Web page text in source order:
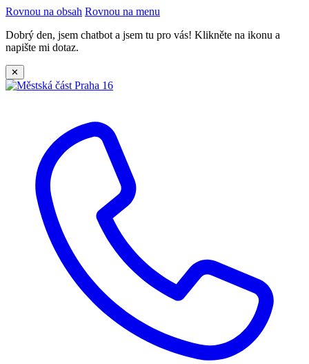
Rovnou na obsah Rovnou na menu
Dobrý den, jsem chatbot a jsem tu pro vás! Klikněte na ikonu a
napište mi dotaz.
✕